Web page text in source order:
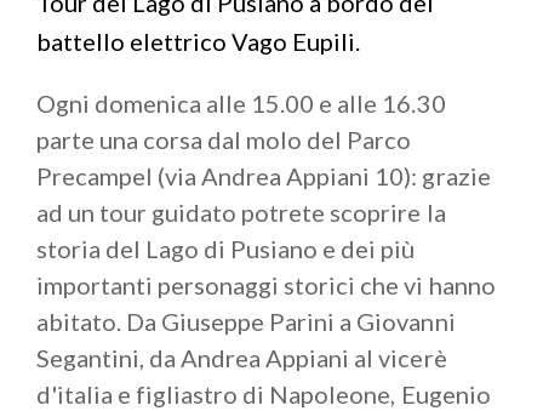
battello elettrico Vago Eupili.
Ogni domenica alle 15.00 e alle 16.30
parte una corsa dal molo del Parco
Precampel (via Andrea Appiani 10): grazie
ad un tour guidato potrete scoprire la
storia del Lago di Pusiano e dei più
importanti personaggi storici che vi hanno
abitato. Da Giuseppe Parini a Giovanni
Segantini, da Andrea Appiani al vicerè
d'italia e figliastro di Napoleone, Eugenio